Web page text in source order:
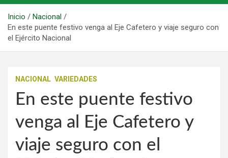
Inicio
Nacional
En este puente festivo venga al Eje Cafetero y viaje seguro con
el Ejército Nacional
NACIONAL VARIEDADES
En este puente festivo
venga al Eje Cafetero y
viaje seguro con el